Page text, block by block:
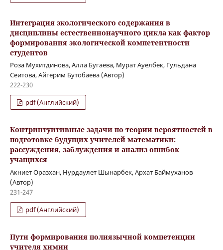
Интеграция экологического содержания в
дисциплины естественнонаучного цикла как фактор
формирования экологической компетентности
студентов
Роза Мухитдинова, Алла Бугаева, Мурат Ауелбек, Гульдана
Сеитова, Айгерим Бутобаева (Автор)
222-230
pdf (Английский)
Контринтуитивные задачи по теории вероятностей в
подготовке будущих учителей математики:
рассуждения, заблуждения и анализ ошибок
учащихся
Акниет Оразхан, Нурдаулет Шынарбек, Архат Баймуханов
(Автор)
231-247
pdf (Английский)
Пути формирования полиязычной компетенции
учителя химии